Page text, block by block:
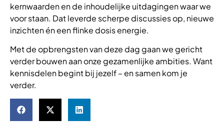
kernwaarden en de inhoudelijke uitdagingen waar we
voor staan. Dat leverde scherpe discussies op, nieuwe
inzichten én een flinke dosis energie.
Met de opbrengsten van deze dag gaan we gericht
verder bouwen aan onze gezamenlijke ambities. Want
kennisdelen begint bij jezelf – en samen kom je
verder.